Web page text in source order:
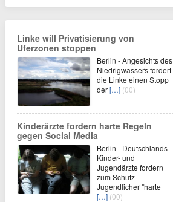
Linke will Privatisierung von
Uferzonen stoppen
Berlin - Angesichts des
Niedrigwassers fordert
die Linke einen Stopp
der[…] (00)
Kinderärzte fordern harte Regeln
gegen Social Media
Berlin - Deutschlands
Kinder- und
Jugendärzte fordern
zum Schutz
Jugendlicher "harte
[…] (00)